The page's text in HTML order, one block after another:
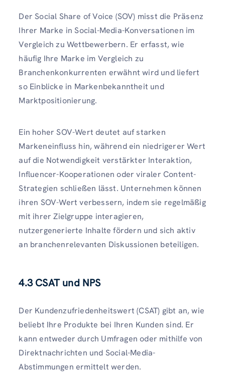
Der Social Share of Voice (SOV) misst die Präsenz
Ihrer Marke in Social-Media-Konversationen im
Vergleich zu Wettbewerbern. Er erfasst, wie
häufig Ihre Marke im Vergleich zu
Branchenkonkurrenten erwähnt wird und liefert
so Einblicke in Markenbekanntheit und
Marktpositionierung.
Ein hoher SOV-Wert deutet auf starken
Markeneinfluss hin, während ein niedrigerer Wert
auf die Notwendigkeit verstärkter Interaktion,
Influencer-Kooperationen oder viraler Content-
Strategien schließen lässt. Unternehmen können
ihren SOV-Wert verbessern, indem sie regelmäßig
mit ihrer Zielgruppe interagieren,
nutzergenerierte Inhalte fördern und sich aktiv
an branchenrelevanten Diskussionen beteiligen.
4.3 CSAT und NPS
Der Kundenzufriedenheitswert (CSAT) gibt an, wie
beliebt Ihre Produkte bei Ihren Kunden sind. Er
kann entweder durch Umfragen oder mithilfe von
Direktnachrichten und Social-Media-
Abstimmungen ermittelt werden.